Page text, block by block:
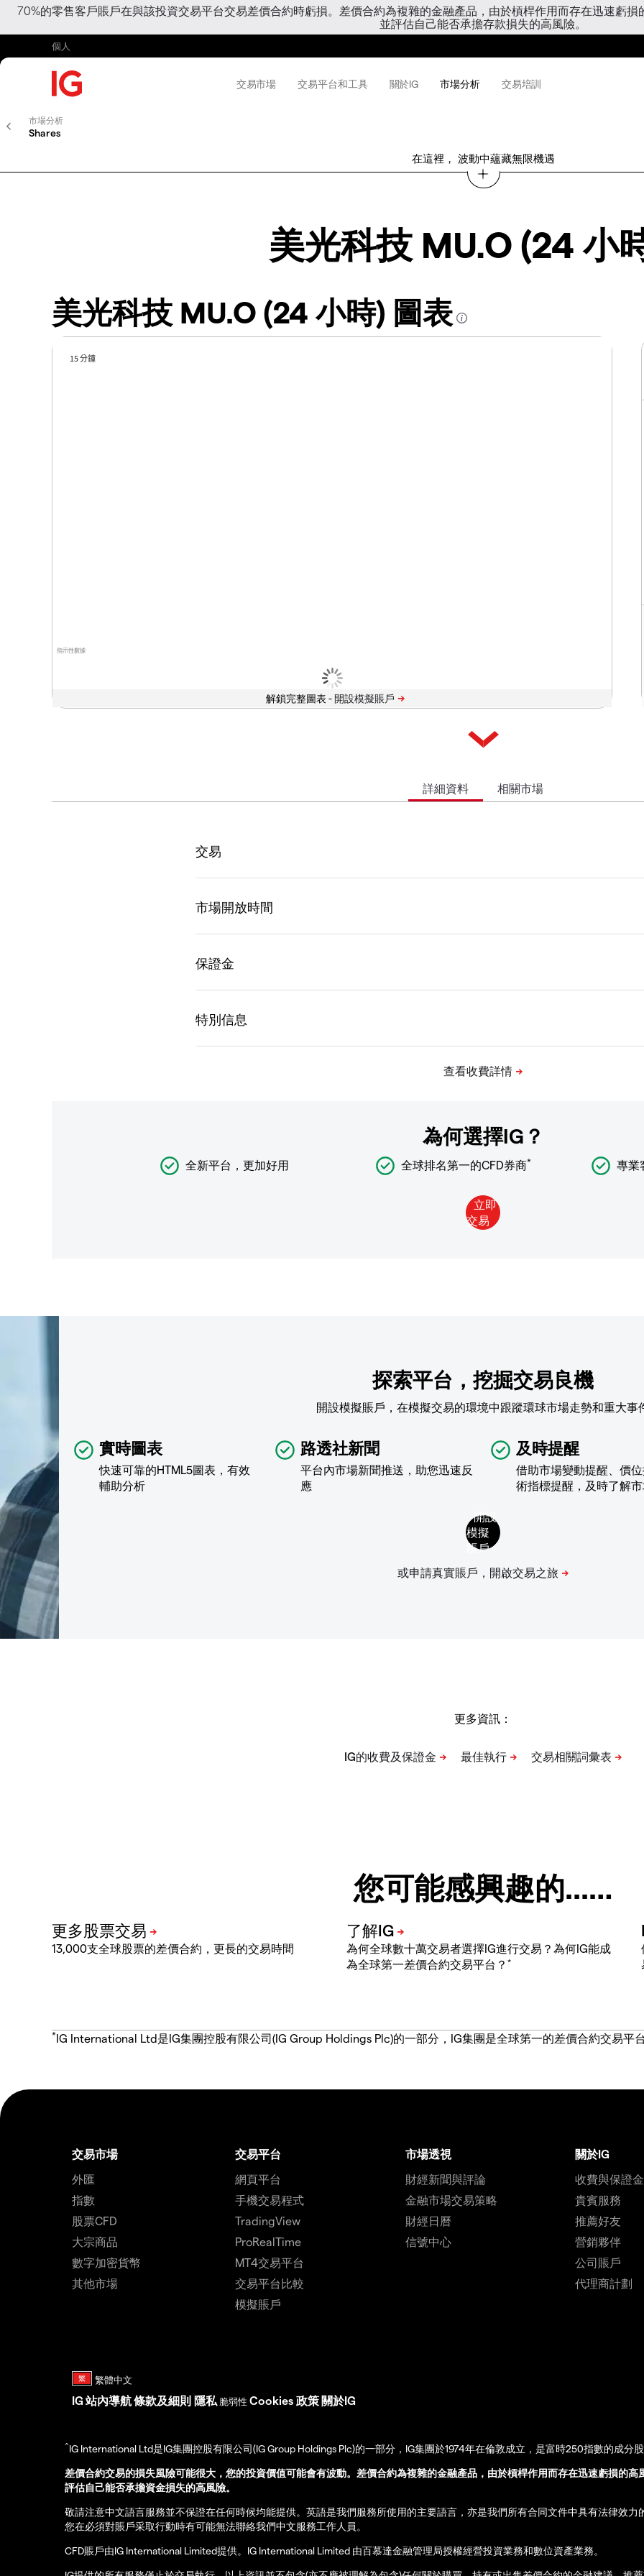
70%的零售客戶賬戶在與該投資交易平台交易差價合約時虧損。差價合約為複雜的金融產品，由於槓桿作用而存在迅速虧
並評估自己能否承擔存款損失的高風險。
個人
交易市場 交易平台和工具 關於IG 市場分析 交易培訓
市場分析
Shares
在這裡， 波動中蘊藏無限機遇
美光科技 MU.O (24 小
美光科技 MU.O (24 小時) 圖表
指示性數據
15 分鐘
解鎖完整圖表 -
詳細資料 相關市場
為何選擇IG？
全新平台，更加好用 全球排名第一的CFD券商* 專業
探索平台，挖掘交易良機
開設模擬賬戶，在模擬交易的環境中跟蹤環球市場走勢和重大事
實時圖表
快速可靠的HTML5圖表，有效
輔助分析
路透社新聞
平台內市場新聞推送，助您迅速反
應
及時提醒
借助市場變動提醒、價
術指標提醒，及時了解
更多資訊：
您可能感興趣的...…
13,000支全球股票的差價合約，更長的交易時間
為何全球數十萬交易者選擇IG進行交易？為何IG能成
為全球第一差價合約交易平台？ *
*IG International Ltd是IG集團控股有限公司(IG Group Holdings Plc)的一部分，IG集團是全球第一的差價合約交易平
交易市場
外匯
指數
股票CFD
大宗商品
數字加密貨幣
其他市場
交易平台
網頁平台
手機交易程式
TradingView
ProRealTime
MT4交易平台
交易平台比較
模擬賬戶
市場透視
財經新聞與評論
金融市場交易策略
財經日曆
信號中心
關於IG
收費與保證金
貴賓服務
推薦好友
營銷夥伴
公司賬戶
代理商計劃
IG 站內導航條款及細則 隱私 脆弱性 Cookies 政策 關於IG
^IG International Ltd是IG集團控股有限公司(IG Group Holdings Plc)的一部分，IG集團於1974年在倫敦成立，是富時250指數的成分
差價合約交易的損失風險可能很大，您的投資價值可能會有波動。差價合約為複雜的金融產品，由於槓桿作用而存在迅速虧損的
評估自己能否承擔資金損失的高風險。
敬請注意中文語言服務並不保證在任何時候均能提供。英語是我們服務所使用的主要語言，亦是我們所有合同文件中具有法律效力
您在必須對賬戶采取行動時有可能無法聯絡我們中文服務工作人員。
CFD賬戶由IG International Limited提供。IG International Limited 由百慕達金融管理局授權經營投資業務和數位資產業務。